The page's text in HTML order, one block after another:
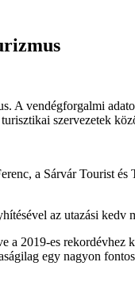
A vendégforgalmi
szervezetek
a Sárvár Tourist
az utazási kedv
a 2019-es
egy nagyon